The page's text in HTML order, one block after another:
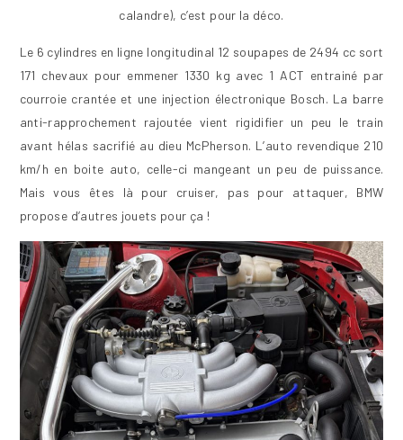
calandre), c’est pour la déco.
Le 6 cylindres en ligne longitudinal 12 soupapes de 2494 cc sort
171 chevaux pour emmener 1330 kg avec 1 ACT entrainé par
courroie crantée et une injection électronique Bosch. La barre
anti-rapprochement rajoutée vient rigidifier un peu le train
avant hélas sacrifié au dieu McPherson. L’auto revendique 210
km/h en boite auto, celle-ci mangeant un peu de puissance.
Mais vous êtes là pour cruiser, pas pour attaquer, BMW
propose d’autres jouets pour ça !